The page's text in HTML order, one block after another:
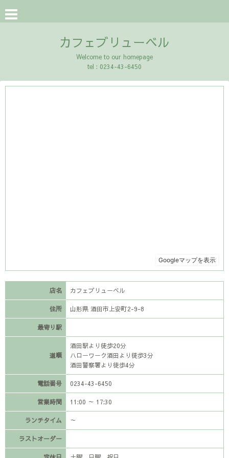
カフェブリューベル
Welcome to our homepage
tel : 0234-43-6450
店名 カフェブリューベル
住所 山形県 酒田市上安町2-9-8
最寄り駅
道順
酒田駅より徒歩20分
ハローワーク酒田より徒歩3分
酒田警察署より徒歩4分
電話番号 0234-43-6450
営業時間 11:00 ～ 17:30
ランチタイム ～
ラストオーダー